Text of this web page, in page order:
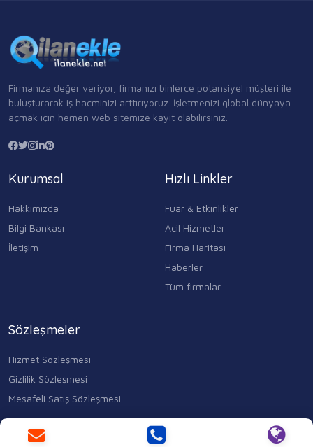
Firmanıza değer veriyor, firmanızı binlerce potansiyel müşteri ile
buluşturarak iş hacminizi arttırıyoruz. İşletmenizi global dünyaya
açmak için hemen web sitemize kayıt olabilirsiniz.
Kurumsal
Hakkımızda
Bilgi Bankası
İletişim
Hızlı Linkler
Fuar & Etkinlikler
Acil Hizmetler
Firma Haritası
Haberler
Tüm firmalar
Sözleşmeler
Hizmet Sözleşmesi
Gizlilik Sözleşmesi
Mesafeli Satış Sözleşmesi
Kocasinan Merkez, Mahmutbey Cd. No:353 D:1, 34400 Bahçelievler/
İstanbul